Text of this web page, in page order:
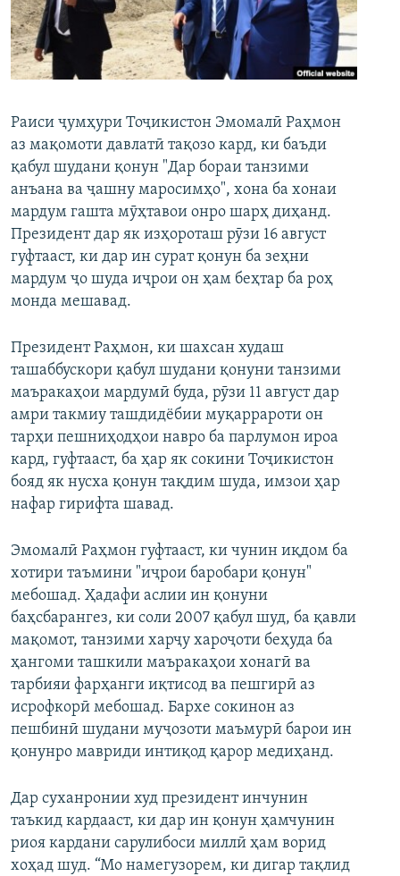
ГУЗОРИШҲОИ РАДИОӢ
Русский
ПАЙГИРӢ КУНЕД
Ҳамаи сомонаҳои RFE/RL
Раиси ҷумҳури Тоҷикистон Эмомалӣ Раҳмон
аз мақомоти давлатӣ тақозо кард, ки баъди
қабул шудани қонун "Дар бораи танзими
анъана ва ҷашну маросимҳо", хона ба хонаи
мардум гашта мӯҳтавои онро шарҳ диҳанд.
Президент дар як изҳороташ рӯзи 16 август
гуфтааст, ки дар ин сурат қонун ба зеҳни
мардум ҷо шуда иҷрои он ҳам беҳтар ба роҳ
монда мешавад.
Президент Раҳмон, ки шахсан худаш
ташаббускори қабул шудани қонуни танзими
маъракаҳои мардумӣ буда, рӯзи 11 август дар
амри такмиу ташдидёбии муқаррароти он
тарҳи пешниҳодҳои навро ба парлумон ироа
кард, гуфтааст, ба ҳар як сокини Тоҷикистон
бояд як нусха қонун тақдим шуда, имзои ҳар
нафар гирифта шавад.
Эмомалӣ Раҳмон гуфтааст, ки чунин иқдом ба
хотири таъмини "иҷрои баробари қонун"
мебошад. Ҳадафи аслии ин қонуни
баҳсбарангез, ки соли 2007 қабул шуд, ба қавли
мақомот, танзими харҷу хароҷоти беҳуда ба
ҳангоми ташкили маъракаҳои хонагӣ ва
тарбияи фарҳанги иқтисод ва пешгирӣ аз
исрофкорӣ мебошад. Бархе сокинон аз
пешбинӣ шудани муҷозоти маъмурӣ барои ин
қонунро мавриди интиқод қарор медиҳанд.
Дар суханронии худ президент инчунин
таъкид кардааст, ки дар ин қонун ҳамчунин
риоя кардани сарулибоси миллӣ ҳам ворид
хоҳад шуд. “Мо намегузорем, ки дигар тақлид